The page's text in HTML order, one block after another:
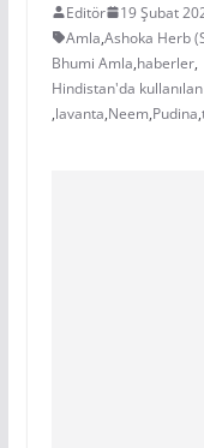
Editör 19 Şubat
Amla,Ashoka Herb
Bhumi Amla,haberler,
Hindistan'da
,lavanta,Neem,Pudina,